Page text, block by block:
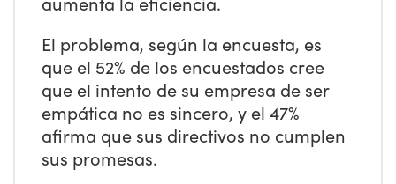
El problema, según la encuesta, es
que el 52% de los encuestados cree
que el intento de su empresa de ser
empática no es sincero, y el 47%
afirma que sus directivos no cumplen
sus promesas.